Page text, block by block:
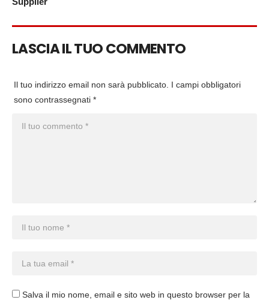
LASCIA IL TUO COMMENTO
Il tuo indirizzo email non sarà pubblicato. I campi obbligatori
sono contrassegnati *
Salva il mio nome, email e sito web in questo browser per la